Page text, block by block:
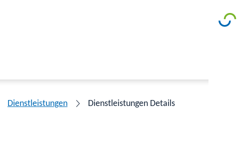
Dienstleistungen Dienstleistungen Details